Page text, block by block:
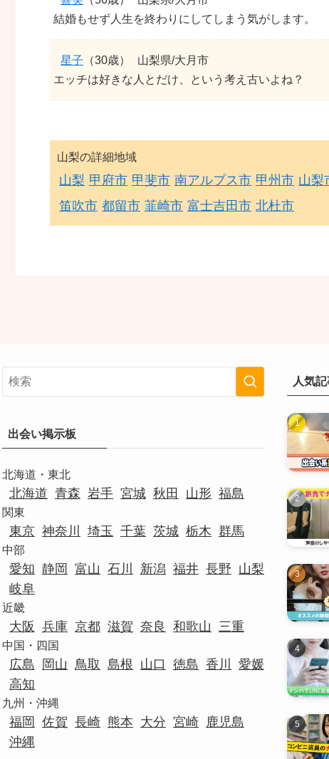
結婚もせず人生を終わりにしてしまう気がします。
星子 （30歳）
山梨県/大月市
エッチは好きな人とだけ、という考え古いよね？
山梨の詳細地域
山梨 甲府市 甲斐市 南アルプス市 甲州市 山梨
笛吹市 都留市 韮崎市 富士吉田市 北杜市
出会い掲示板
北海道・東北
北海道 青森 岩手 宮城 秋田 山形 福島
関東
東京 神奈川 埼玉 千葉 茨城 栃木 群馬
中部
愛知 静岡 富山 石川 新潟 福井 長野 山梨
岐阜
近畿
大阪 兵庫 京都 滋賀 奈良 和歌山 三重
中国・四国
広島 岡山 鳥取 島根 山口 徳島 香川
愛媛
高知
九州・沖縄
福岡 佐賀 長崎 熊本 大分 宮崎 鹿児島
沖縄
人気